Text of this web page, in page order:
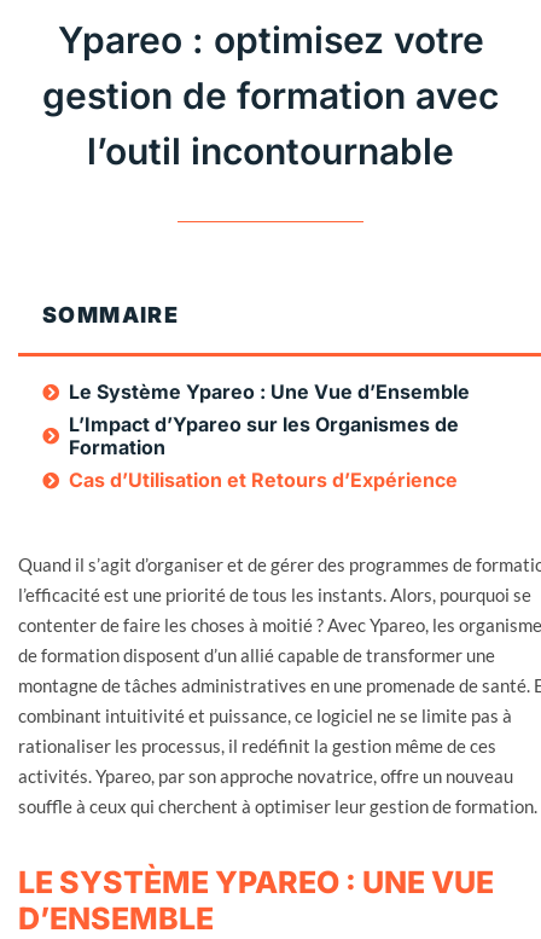
Ypareo : optimisez votre
gestion de formation avec
l’outil incontournable
Quand il s’agit d’organiser et de gérer des programmes de
l’efficacité est une priorité de tous les instants. Alors, pourquoi se
contenter de faire les choses à moitié ? Avec Ypareo, les
de formation disposent d’un allié capable de transformer une
montagne de tâches administratives en une promenade de santé.
combinant intuitivité et puissance, ce logiciel ne se limite pas à
rationaliser les processus, il redéfinit la gestion même de ces
activités. Ypareo, par son approche novatrice, offre un nouveau
souffle à ceux qui cherchent à optimiser leur gestion de formation.
LE SYSTÈME YPAREO : UNE VUE
D’ENSEMBLE
SOMMAIRE
Le Système Ypareo : Une Vue d’Ensemble
L’Impact d’Ypareo sur les Organismes de
Formation
Cas d’Utilisation et Retours d’Expérience